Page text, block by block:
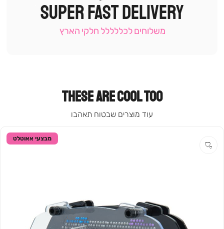
|
תומכי
-
SUPER FAST DELIVERY
משלוחים לכללללל חלקי הארץ
THESE ARE COOL TOO
עוד מוצרים שבטוח תאהבו
מבצעי אאוטלט